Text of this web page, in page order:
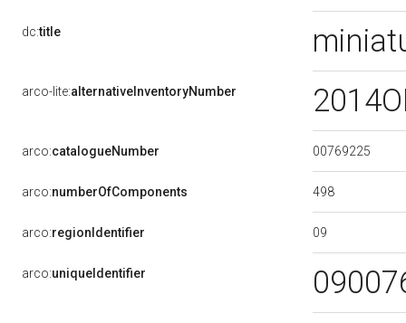
dc:title
arco-lite:alternativeInventoryNumber
arco:catalogueNumber 00769225
arco:numberOfComponents 498
arco:regionIdentifier 09
arco:uniqueIdentifier